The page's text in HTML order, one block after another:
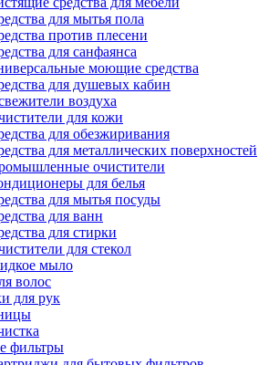
для мытья пола
против плесени
для санфаянса
моющие средства
для душевых кабин
воздуха
для кожи
для обезжиривания
для металлических поверхностей
очистители
для белья
для мытья посуды
для ванн
для стирки
для стекол
мыло
волос
для рук
фильтры